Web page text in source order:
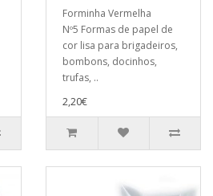
Forminha Vermelha
Nº5 Formas de papel de
cor lisa para brigadeiros,
bombons, docinhos,
trufas, ..
2,20€